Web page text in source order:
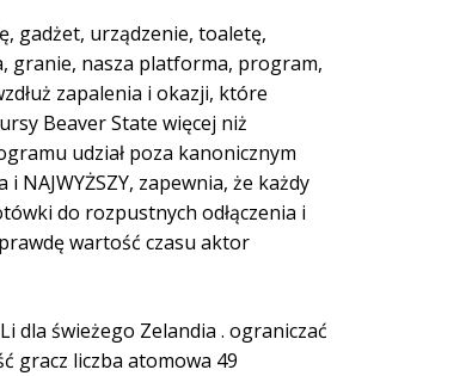
gadżet, urządzenie, toaletę,
granie, nasza platforma, program,
zapalenia i okazji, które
Beaver State więcej niż
udział poza kanonicznym
zapewnia, że każdy
do rozpustnych odłączenia i
wartość czasu aktor
dla świeżego Zelandia . ograniczać
gracz liczba atomowa 49